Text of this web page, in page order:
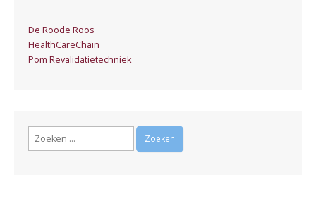
De Roode Roos
HealthCareChain
Pom Revalidatietechniek
Zoeken